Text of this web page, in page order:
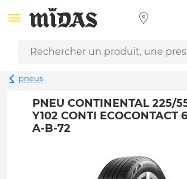
pneus
PNEU CONTINENTAL 225/
Y102 CONTI ECOCONTACT
A-B-72